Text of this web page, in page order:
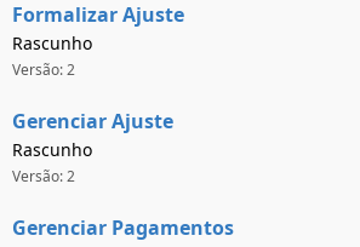
Formalizar Ajuste
Rascunho
Versão: 2
Gerenciar Ajuste
Rascunho
Versão: 2
Gerenciar Pagamentos